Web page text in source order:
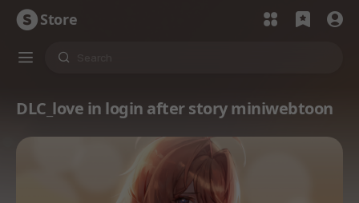
Store
DLC_love in login after story miniwebtoon